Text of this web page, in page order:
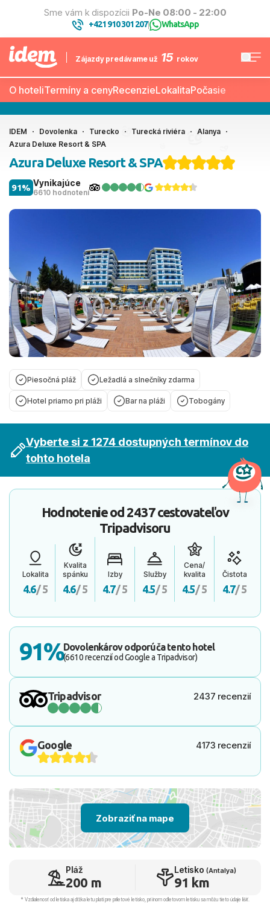
Sme vám k dispozícii Po-Ne 08:00 - 22:00
+421 910 301 207| WhatsApp
Zájazdy predávame už 15 rokov
O hoteliTermíny a cenyRecenzieLokalitaPočasie
IDEM Dovolenka Turecko Turecká riviéra
Alanya
Azura Deluxe Resort & SPA
Azura Deluxe Resort & SPA
Vynikajúce
6610 hodnotení
91%
Piesočná pláž Ležadlá a slnečníky zdarma
Hotel priamo pri pláži Bar na pláži Tobogány
Vyberte si z 1274 dostupných termínov do
tohto hotela
Hodnotenie od2437 cestovateľov
Tripadvisoru
Lokalita
4.6/ 5
Kvalita
spánku
4.6/ 5
Izby
4.7/ 5
Služby
4.5/ 5
Cena/
kvalita
4.5/ 5
Čistota
4.7/ 5
91%Dovolenkárov odporúča tento hotel
(6610 recenzií od Google a Tripadvisor)
Tripadvisor 2437 recenzií
Google 4173 recenzií
Zobraziť na mape
Pláž
200 m
Letisko (Antalya)
91 km
* Vzdialenosť od letiska aj dľžka letu platí pre príletové letisko, pri inom odletovom letisku sa môžu tieto údaje líšiť.